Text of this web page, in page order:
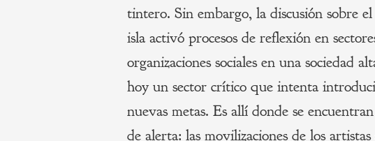
tintero. Sin embargo, la discusión sobre
isla activó procesos de reflexión en
organizaciones sociales en una sociedad
hoy un sector crítico que intenta
nuevas metas. Es allí donde se
de alerta: las movilizaciones de los